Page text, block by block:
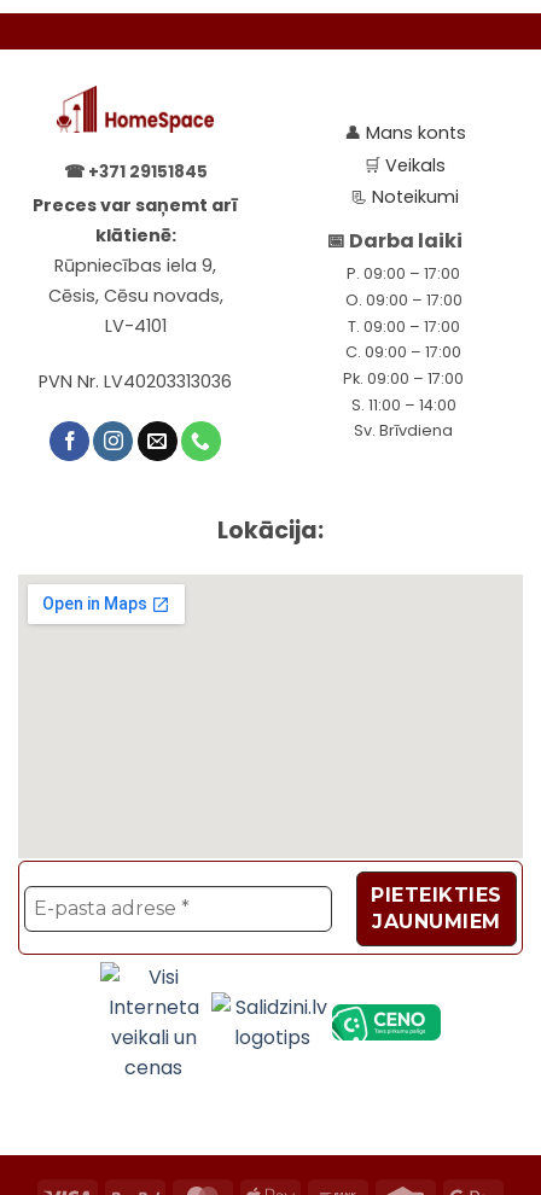
☎ +371 29151845
Preces var saņemt arī
klātienē:
Rūpniecības iela 9,
Cēsis, Cēsu novads,
LV-4101
PVN Nr. LV40203313036
👤 Mans konts
🛒Veikals
📃Noteikumi
📅 Darba laiki
P. 09:00 – 17:00
O. 09:00 – 17:00
T. 09:00 – 17:00
C. 09:00 – 17:00
Pk. 09:00 – 17:00
S. 11:00 – 14:00
Sv. Brīvdiena
Lokācija: